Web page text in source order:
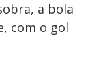
a bola
com o gol